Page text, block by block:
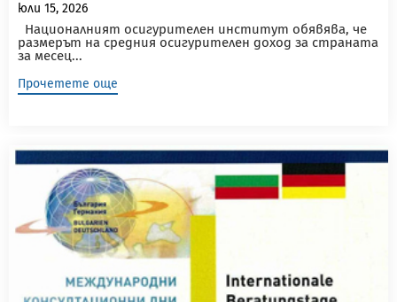
юли 15, 2026
Националният осигурителен институт обявява, че
размерът на средния осигурителен доход за страната
за месец...
Прочетете още